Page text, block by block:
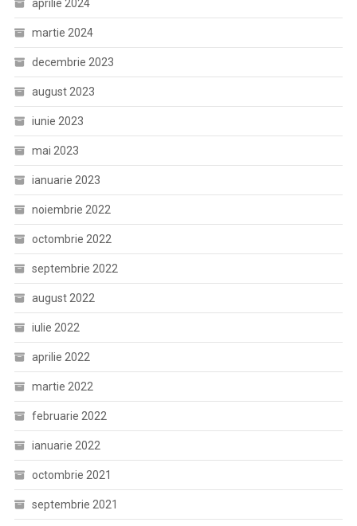
aprilie 2024
martie 2024
decembrie 2023
august 2023
iunie 2023
mai 2023
ianuarie 2023
noiembrie 2022
octombrie 2022
septembrie 2022
august 2022
iulie 2022
aprilie 2022
martie 2022
februarie 2022
ianuarie 2022
octombrie 2021
septembrie 2021